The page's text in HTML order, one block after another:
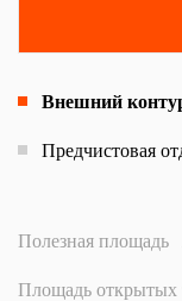
Внешний
Предчистовая
Полезная площадь
Площадь открытых